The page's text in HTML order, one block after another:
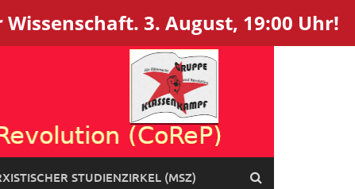
3. August, 19:00 Uhr!
STUDIENZIRKEL (MSZ)